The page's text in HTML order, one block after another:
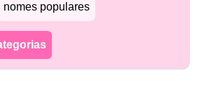
nomes populares